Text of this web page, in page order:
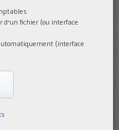
d'un fichier (ou interface
(interface